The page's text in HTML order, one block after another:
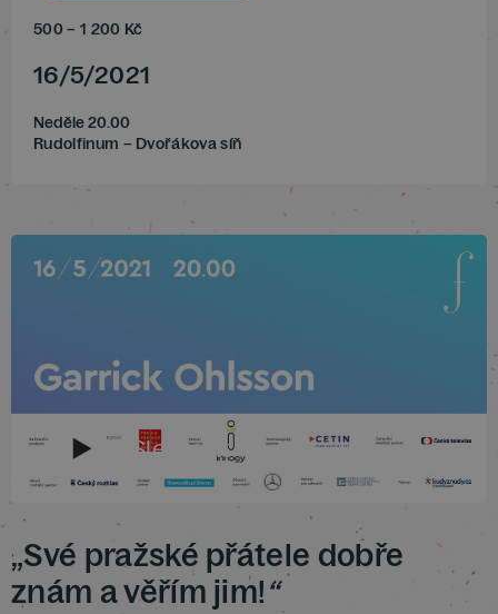
500 – 1 200 Kč
16/5/2021
Neděle 20.00
Rudolfinum – Dvořákova síň
Sledovat
„Své pražské přátele dobře
znám a věřím jim!“